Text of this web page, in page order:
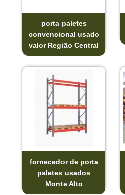
porta paletes
convencional usado
valor Região Central
fornecedor de porta
paletes usados
Monte Alto